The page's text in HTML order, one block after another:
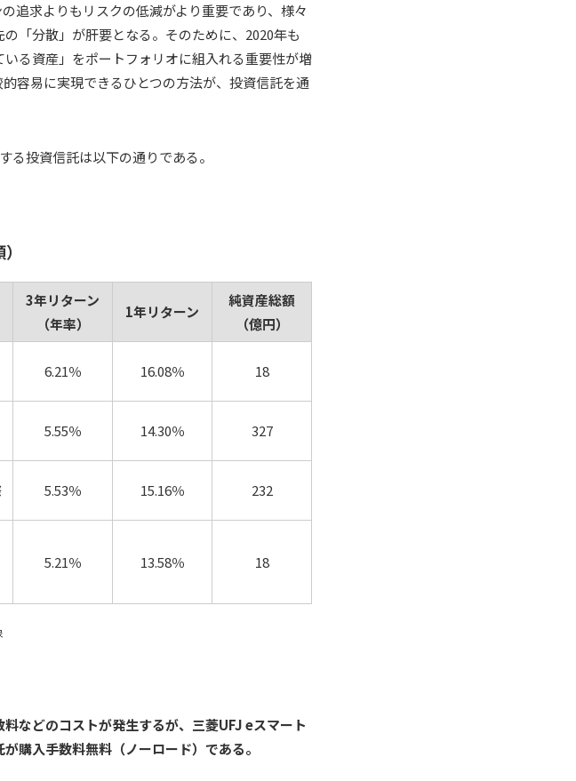
追求よりもリスクの低減がより重要であり、様々
「分散」が肝要となる。そのために、2020年も
る資産」をポートフォリオに組入れる重要性が増
容易に実現できるひとつの方法が、投資信託を通
る投資信託は以下の通りである。
3年リターン
（年率）
1年リターン
純資産総額
（億円）
6.21％ 16.08％ 18
5.55％ 14.30％ 327
5.53％ 15.16％ 232
5.21％ 13.58％ 18
などのコストが発生するが、三菱UFJ eスマート
購入手数料無料（ノーロード）である。